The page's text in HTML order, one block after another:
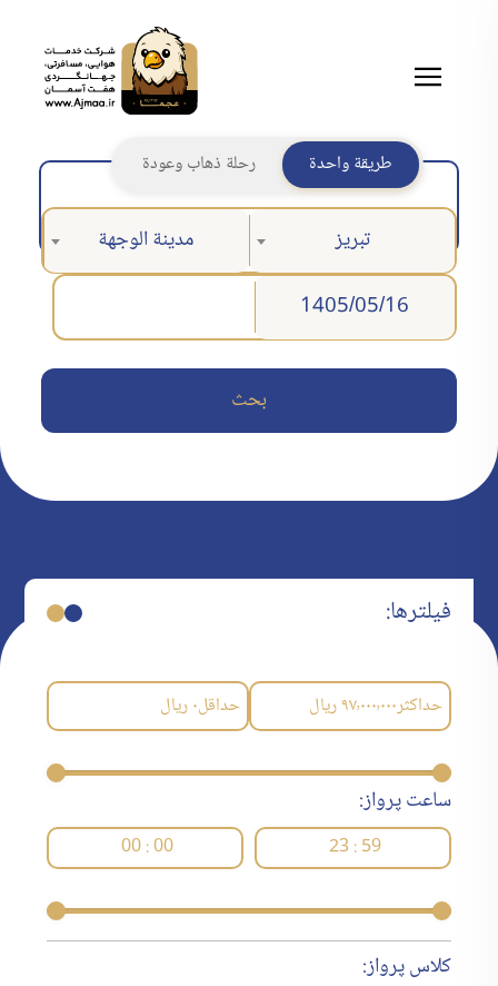
طريقة واحدة رحلة ذهاب وعودة
تبريز مدينة الوجهة
بحث
فیلترها:
حداکثر۹۷٬۰۰۰٬۰۰۰ریال حداقل۰ریال
ساعت پرواز:
23 : 59
00 : 00
کلاس پرواز: